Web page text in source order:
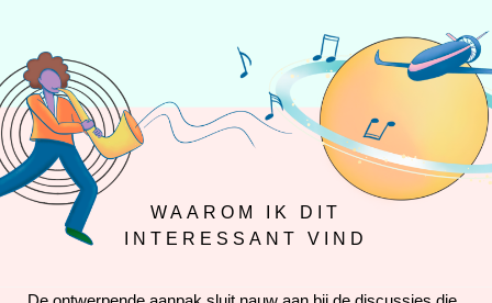
WAAROM IK DIT
INTERESSANT VIND